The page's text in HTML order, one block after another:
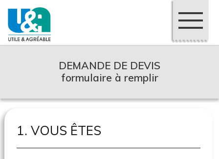
DEMANDE DE DEVIS
formulaire à remplir
1. VOUS ÊTES